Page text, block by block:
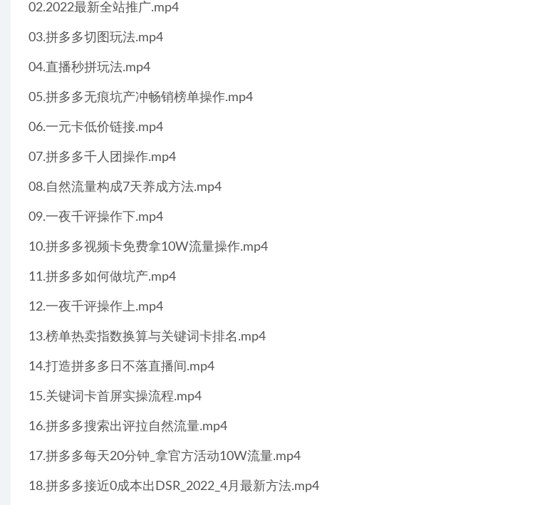
02.2022最新全站推广.mp4
03.拼多多切图玩法.mp4
04.直播秒拼玩法.mp4
05.拼多多无痕坑产冲畅销榜单操作.mp4
06.一元卡低价链接.mp4
07.拼多多千人团操作.mp4
08.自然流量构成7天养成方法.mp4
09.一夜千评操作下.mp4
10.拼多多视频卡免费拿10W流量操作.mp4
11.拼多多如何做坑产.mp4
12.一夜千评操作上.mp4
13.榜单热卖指数换算与关键词卡排名.mp4
14.打造拼多多日不落直播间.mp4
15.关键词卡首屏实操流程.mp4
16.拼多多搜索出评拉自然流量.mp4
17.拼多多每天20分钟_拿官方活动10W流量.mp4
18.拼多多接近0成本出DSR_2022_4月最新方法.mp4